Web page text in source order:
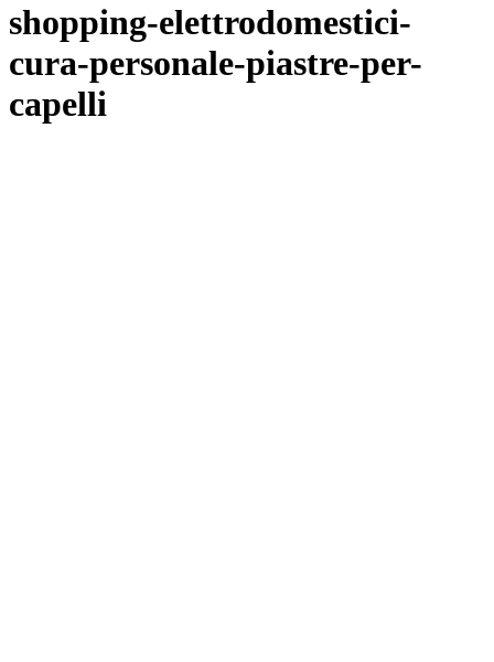
shopping-elettrodomestici-
cura-personale-piastre-per-
capelli